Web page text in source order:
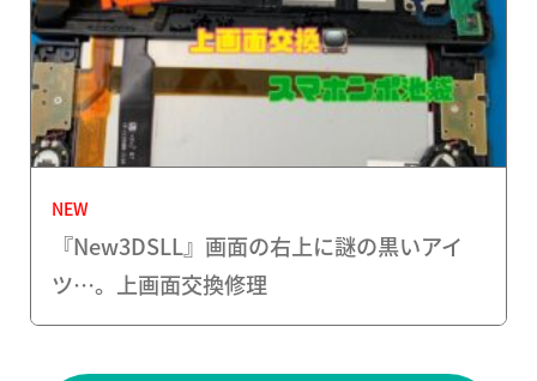
NEW
『New3DSLL』画面の右上に謎の黒いアイ
ツ…。上画面交換修理